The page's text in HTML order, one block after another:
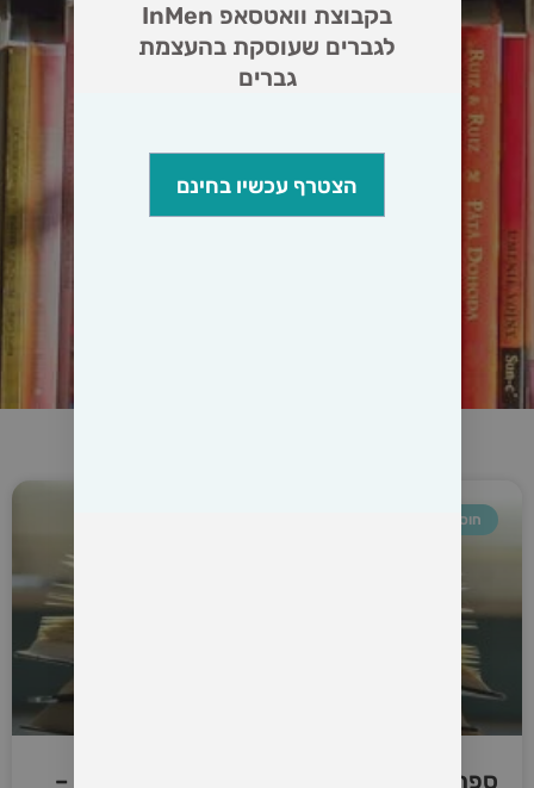
חוסן נפשי
ספרים מומלצים להתמודדות עם משבר אישי –
בקבוצת וואטסאפ InMen
לגברים שעוסקת בהעצמת
גברים
הצטרף עכשיו בחינם